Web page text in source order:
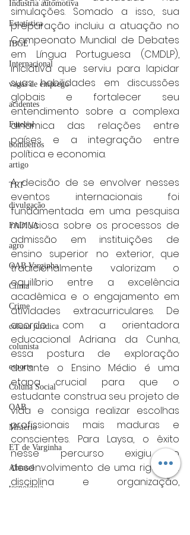
Industria automotiva
Estatística
IBGE
Internacional
vagas de emprego
acidentes
Futebol
bombeiros
artigo
TRT
divulgação
FADIVA
agro
OAB Varginha
Clima
Crime
coluna juridica
colunista
esporte
Coluna Social
OAB
Mistério
ET de Varginha
Abrasel
tecnologia
simulações. Somado a isso, sua
preparação incluiu a atuação no
Campeonato Mundial de Debates
em Língua Portuguesa (CMDLP),
iniciativa que serviu para lapidar
suas habilidades em discussões
globais e fortalecer seu
entendimento sobre a complexa
dinâmica das relações entre
países e a integração entre
política e economia.
A decisão de se envolver nesses
eventos internacionais foi
fundamentada em uma pesquisa
minuciosa sobre os processos de
admissão em instituições de
ensino superior no exterior, que
tradicionalmente valorizam o
equilíbrio entre a excelência
acadêmica e o engajamento em
atividades extracurriculares. De
acordo com a orientadora
educacional Adriana da Cunha,
essa postura de exploração
durante o Ensino Médio é uma
etapa crucial para que o
estudante construa seu projeto de
vida e consiga realizar escolhas
profissionais mais maduras e
conscientes. Para Laysa, o êxito
nesse percurso exigiu o
desenvolvimento de uma rigorosa
disciplina e organização,